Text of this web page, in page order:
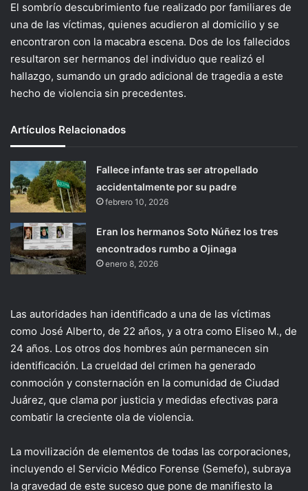
El sombrío descubrimiento fue realizado por familiares de
una de las víctimas, quienes acudieron al domicilio y se
encontraron con la macabra escena. Dos de los fallecidos
resultaron ser hermanos del individuo que realizó el
hallazgo, sumando un grado adicional de tragedia a este
hecho de violencia sin precedentes.
Artículos Relacionados
Fallece infante tras ser atropellado
accidentalmente por su padre
febrero 10, 2026
Eran los hermanos Soto Núñez los tres
encontrados rumbo a Ojinaga
enero 8, 2026
Las autoridades han identificado a una de las víctimas
como José Alberto, de 22 años, y a otra como Eliseo M., de
24 años. Los otros dos hombres aún permanecen sin
identificación. La crueldad del crimen ha generado
conmoción y consternación en la comunidad de Ciudad
Juárez, que clama por justicia y medidas efectivas para
combatir la creciente ola de violencia.
La movilización de elementos de todas las corporaciones,
incluyendo el Servicio Médico Forense (Semefo), subraya
la gravedad de este suceso que pone de manifiesto la